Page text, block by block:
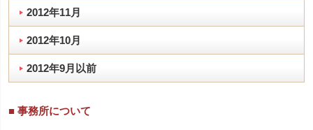
2012年11月
2012年10月
2012年9月以前
■ 事務所について